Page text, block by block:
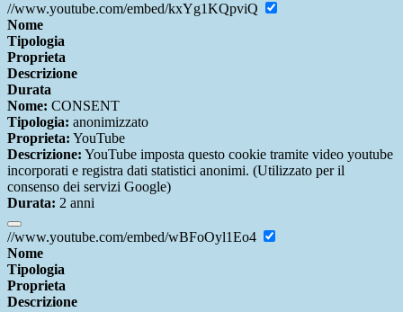
//www.youtube.com/embed/kxYg1KQpviQ
Nome
Tipologia
Proprieta
Descrizione
Durata
Nome: CONSENT
Tipologia: anonimizzato
Proprieta: YouTube
Descrizione: YouTube imposta questo cookie tramite video youtube
incorporati e registra dati statistici anonimi. (Utilizzato per il
consenso dei servizi Google)
Durata: 2 anni
//www.youtube.com/embed/wBFoOyl1Eo4
Nome
Tipologia
Proprieta
Descrizione